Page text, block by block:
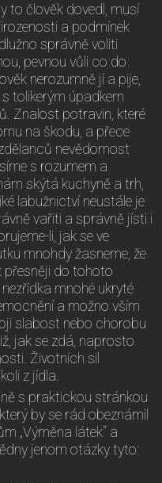
to člověk dovedl, musí
a podmínek
správně voliti
pevnou vůli co do
nerozumně jí a pije,
tolikerým úpadkem
Znalost potravin, které
na škodu, a přece
nevědomost
s rozumem a
skýtá kuchyně a trh,
labužnictví neustále je
vařiti a správně jísti i
li, jak se ve
mnohdy žasneme, že
přesněji do tohoto
mnohé ukryté
a možno vším
slabost nebo chorobu
jak se zdá, naprosto
Životních sil
z jídla.
s praktickou stránkou
by se rád obeznámil
„Výměna látek“ a
jenom otázky tyto: